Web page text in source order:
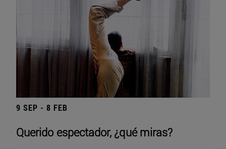
9 SEP - 8 FEB
Querido espectador, ¿qué miras?